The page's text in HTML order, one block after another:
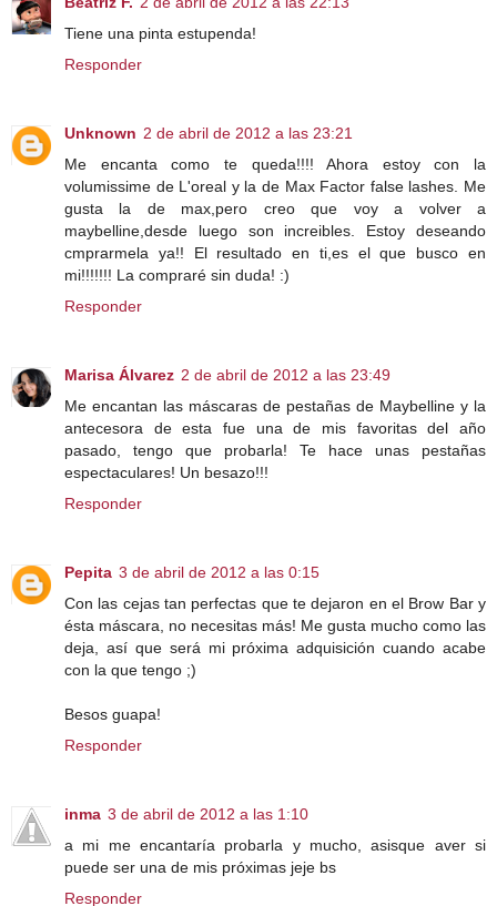
Tiene una pinta estupenda!
Responder
Unknown 2 de abril de 2012 a las 23:21
Me encanta como te queda!!!! Ahora estoy con la
volumissime de L'oreal y la de Max Factor false lashes. Me
gusta la de max,pero creo que voy a volver a
maybelline,desde luego son increibles. Estoy deseando
cmprarmela ya!! El resultado en ti,es el que busco en
mi!!!!!!! La compraré sin duda! :)
Responder
Marisa Álvarez 2 de abril de 2012 a las 23:49
Me encantan las máscaras de pestañas de Maybelline y la
antecesora de esta fue una de mis favoritas del año
pasado, tengo que probarla! Te hace unas pestañas
espectaculares! Un besazo!!!
Responder
Pepita 3 de abril de 2012 a las 0:15
Con las cejas tan perfectas que te dejaron en el Brow Bar y
ésta máscara, no necesitas más! Me gusta mucho como las
deja, así que será mi próxima adquisición cuando acabe
con la que tengo ;)
Besos guapa!
Responder
inma 3 de abril de 2012 a las 1:10
a mi me encantaría probarla y mucho, asisque aver si
puede ser una de mis próximas jeje bs
Responder